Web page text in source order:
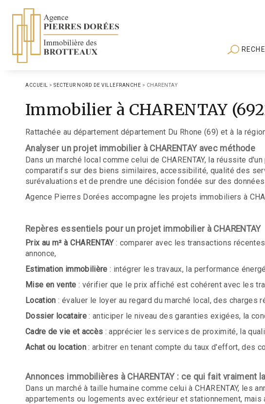
ACCUEIL > SECTEUR NORD DE VILLEFRANCHE > CHARENTAY
Immobilier à CHARENTAY
Rattachée au département département Du Rhone (69) et à la
Analyser un projet immobilier à CHARENTAY avec méthode
Dans un marché local comme celui de CHARENTAY, la réussite
comparatifs sur des biens similaires, accessibilité, qualité des
surévaluations et de prendre une décision fondée sur des
Agence Pierres Dorées accompagne les projets immobiliers à
Repères essentiels pour un projet immobilier à CHARENTAY
Prix au m² à CHARENTAY: comparer avec les transactions
annonce,
Estimation immobilière : intégrer les travaux, la performance
Mise en vente : vérifier que le prix affiché est cohérent avec les
Location : évaluer le loyer au regard du marché local, des
Dossier locataire: anticiper le niveau des garanties exigées, la
Cadre de vie et accès : apprécier les services de proximité, la
Achat ou location: arbitrer en tenant compte du taux d'effort, des
Annonces immobilières à CHARENTAY : ce qui fait vraiment
Dans un marché à taille humaine comme celui à CHARENTAY,
appartements ou logements avec extérieur et stationnement, mais